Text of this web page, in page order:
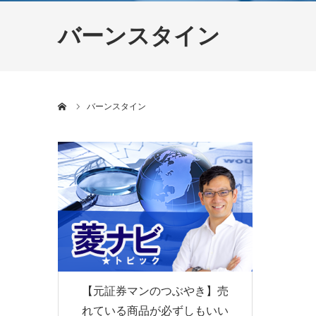
バーンスタイン
バーンスタイン
【元証券マンのつぶやき】売
れている商品が必ずしもいい